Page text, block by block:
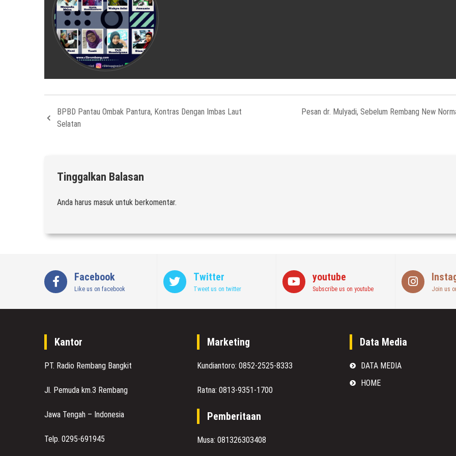
BPBD Pantau Ombak Pantura, Kontras Dengan Imbas Laut
Selatan
Pesan dr. Mulyadi, Sebelum Rembang New
Tinggalkan Balasan
Anda harus masuk untuk berkomentar.
Facebook
Like us on facebook
Twitter
Tweet us on twitter
youtube
Subscribe us on youtube Join us
Kantor
PT. Radio Rembang Bangkit
Jl. Pemuda km.3 Rembang
Jawa Tengah – Indonesia
Telp. 0295-691945
Marketing
Kundiantoro: 0852-2525-8333
Ratna: 0813-9351-1700
Pemberitaan
Musa: 081326303408
Data Media
DATA MEDIA
HOME